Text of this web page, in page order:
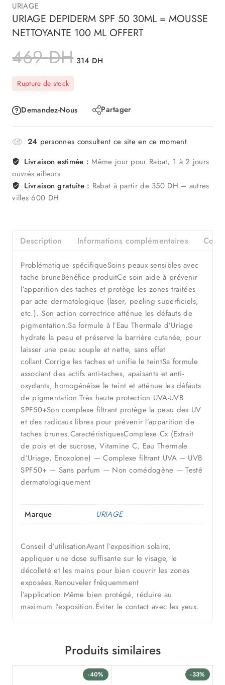
URIAGE
URIAGE DEPIDERM SPF 50 30ML = MOUSSE
NETTOYANTE 100 ML OFFERT
469DH 314 DH
Rupture de stock
Demandez-Nous Partager
24 personnes consultent ce site en ce moment
Livraison estimée : Même jour pour Rabat, 1 à 2 jours
ouvrés ailleurs
Livraison gratuite : Rabat à partir de 350 DH – autres
villes 600 DH
Description Informations complémentaires
Problématique spécifiqueSoins peaux sensibles avec
tache bruneBénéfice produitCe soin aide à prévenir
l’apparition des taches et protège les zones traitées
par acte dermatologique (laser, peeling superficiels,
etc.). Son action correctrice atténue les défauts de
pigmentation.Sa formule à l’Eau Thermale d’Uriage
hydrate la peau et préserve la barrière cutanée, pour
laisser une peau souple et nette, sans effet
collant.Corrige les taches et unifie le teintSa formule
associant des actifs anti-taches, apaisants et anti-
oxydants, homogénéise le teint et atténue les défauts
de pigmentation.Très haute protection UVA-UVB
SPF50+Son complexe filtrant protège la peau des UV
et des radicaux libres pour prévenir l’apparition de
taches brunes.CaractéristiquesComplexe Cx (Extrait
de pois et de sucrose, Vitamine C, Eau Thermale
d’Uriage, Enoxolone) — Complexe filtrant UVA – UVB
SPF50+ — Sans parfum — Non comédogène — Testé
dermatologiquement
Marque URIAGE
Conseil d’utilisationAvant l’exposition solaire,
appliquer une dose suffisante sur le visage, le
décolleté et les mains pour bien couvrir les zones
exposées.Renouveler fréquemment
l’application.Même bien protégé, réduire au
maximum l’exposition.Éviter le contact avec les yeux.
Produits similaires
-40% -33%